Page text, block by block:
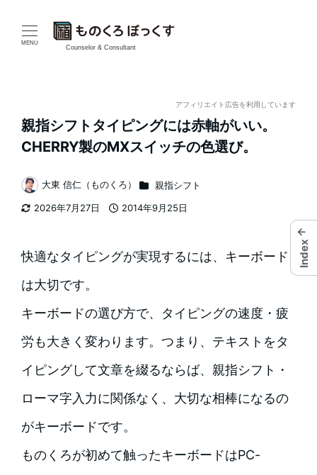
MENU
Counselor & Consultant
アフィリエイト広告を利用しています
親指シフトタイピングには赤軸がいい。
CHERRY製のMXスイッチの色選び。
2026年7月27日
2014年9月25日
著
者
大東 信仁（ものくろ） カテゴリー
親指シフト
快適なタイピングが実現するには、キーボード
は大切です。
キーボードの選び方で、タイピングの速度・疲
労も大きく変わります。つまり、テキストをタ
イピングして文章を綴るならば、親指シフト・
ローマ字入力に関係なく、大切な相棒になるの
がキーボードです。
ものくろが初めて触ったキーボードはPC-
←
Index